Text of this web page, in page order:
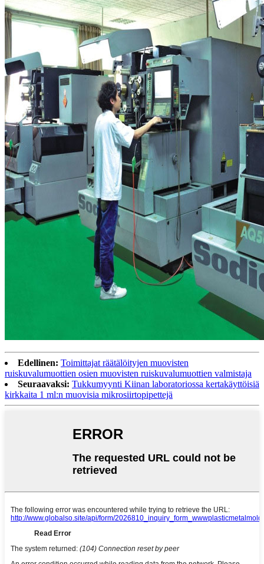
Edellinen: Toimittajat räätälöityjen muovisten
ruiskuvalumuottien osien muovisten ruiskuvalumuottien valmistaja
Seuraavaksi: Tukkumyynti Kiinan laboratoriossa kertakäyttöisiä
kirkkaita 1 ml:n muovisia mikrosiirtopipettejä